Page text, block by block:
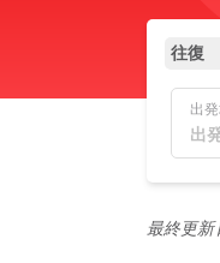
往復
出
最終更新